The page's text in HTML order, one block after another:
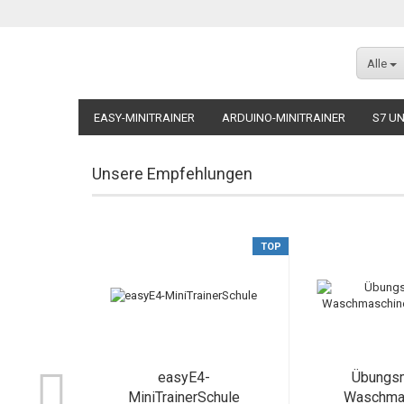
Alle
EASY-MINITRAINER ARDUINO-MINITRAINER S7
Unsere Empfehlungen
TOP
easyE4-
MiniTrainerSchule